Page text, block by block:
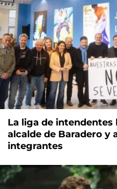
La liga de intendentes
alcalde de Baradero y
integrantes